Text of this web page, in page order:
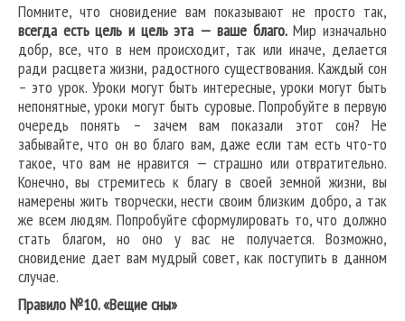
Помните, что сновидение вам показывают не просто так,
всегда есть цель и цель эта — ваше благо.Мир изначально
добр, все, что в нем происходит, так или иначе, делается
ради расцвета жизни, радостного существования. Каждый сон
– это урок. Уроки могут быть интересные, уроки могут быть
непонятные, уроки могут быть суровые. Попробуйте в первую
очередь понять – зачем вам показали этот сон? Не
забывайте, что он во благо вам, даже если там есть что-то
такое, что вам не нравится — страшно или отвратительно.
Конечно, вы стремитесь к благу в своей земной жизни, вы
намерены жить творчески, нести своим близким добро, а так
же всем людям. Попробуйте сформулировать то, что должно
стать благом, но оно у вас не получается. Возможно,
сновидение дает вам мудрый совет, как поступить в данном
случае.
Правило №10. «Вещие сны»